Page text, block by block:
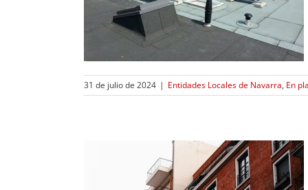
31 de julio de 2024 | Entidades Locales de Navarra, En